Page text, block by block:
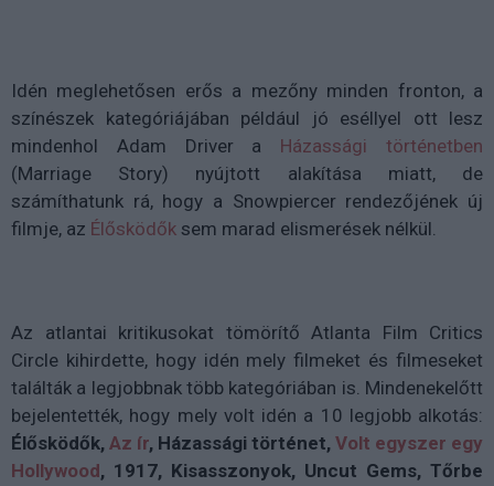
Idén meglehetősen erős a mezőny minden fronton, a
színészek kategóriájában például jó eséllyel ott lesz
mindenhol Adam Driver a Házassági történetben
(Marriage Story) nyújtott alakítása miatt, de
számíthatunk rá, hogy a Snowpiercer rendezőjének új
filmje, az Élősködők sem marad elismerések nélkül.
Az atlantai kritikusokat tömörítő Atlanta Film Critics
Circle kihirdette, hogy idén mely filmeket és filmeseket
találták a legjobbnak több kategóriában is. Mindenekelőtt
bejelentették, hogy mely volt idén a 10 legjobb alkotás:
Élősködők, Az ír, Házassági történet, Volt egyszer egy
Hollywood, 1917, Kisasszonyok, Uncut Gems, Tőrbe